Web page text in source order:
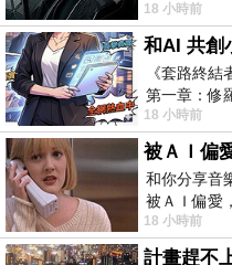
當？麵？還
18 小時前
《套路終
第一章：修
卡爾頓酒店
18 小時前
被ＡＩ偏
和你分享音
被ＡＩ偏愛
18 小時前